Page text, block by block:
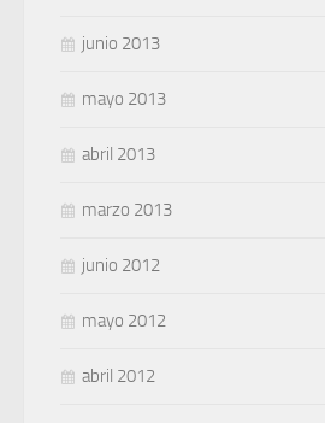
junio 2013
mayo 2013
abril 2013
marzo 2013
junio 2012
mayo 2012
abril 2012